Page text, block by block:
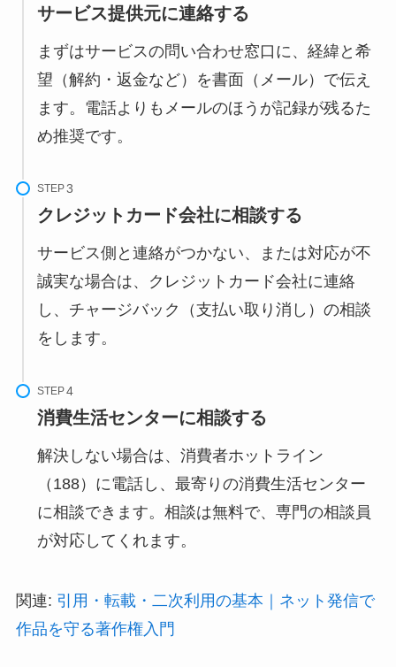
サービス提供元に連絡する
まずはサービスの問い合わせ窓口に、経緯と希
望（解約・返金など）を書面（メール）で伝え
ます。電話よりもメールのほうが記録が残るた
め推奨です。
STEP
クレジットカード会社に相談する
サービス側と連絡がつかない、または対応が不
誠実な場合は、クレジットカード会社に連絡
し、チャージバック（支払い取り消し）の相談
をします。
STEP
消費生活センターに相談する
解決しない場合は、消費者ホットライン
（188）に電話し、最寄りの消費生活センター
に相談できます。相談は無料で、専門の相談員
が対応してくれます。
関連: 引用・転載・二次利用の基本｜ネット発信で
作品を守る著作権入門